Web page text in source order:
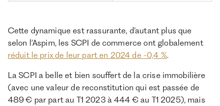
Cette dynamique est rassurante, d’autant plus que
selon l’Aspim, les SCPI de commerce ont globalement
réduit le prix de leur part en 2024 de -0,4 %.
La SCPI a belle et bien souffert de la crise immobilière
(avec une valeur de reconstitution qui est passée de
489 € par part au T1 2023 à 444 € au T1 2025), mais